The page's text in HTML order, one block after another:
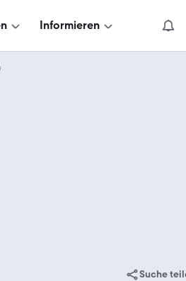
Informieren
Suche